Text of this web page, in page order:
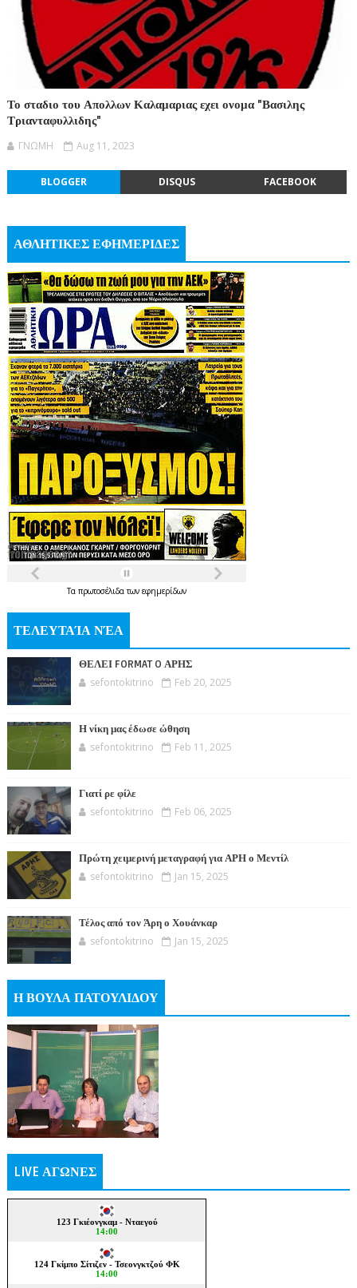
Το σταδιο του Απολλων Καλαμαριας εχει ονομα "Βασιλης
Τριανταφυλλιδης"
ΓΝΩΜΗ Aug 11, 2023
BLOGGER DISQUS FACEBOOK
ΑΘΛΗΤΙΚΕΣ ΕΦΗΜΕΡΙΔΕΣ
Τα πρωτοσέλιδατων εφημερίδων
ΤΕΛΕΥΤΑΊΑ ΝΈΑ
ΘΕΛΕΙ FORMAT O ΑΡΗΣ
sefontokitrino Feb 20, 2025
Η νίκη μας έδωσε ώθηση
sefontokitrino Feb 11, 2025
Γιατί ρε φίλε
sefontokitrino Feb 06, 2025
Πρώτη χειμερινή μεταγραφή για ΑΡΗ ο Μεντίλ
sefontokitrino Jan 15, 2025
Τέλος από τον Άρη ο Χουάνκαρ
sefontokitrino Jan 15, 2025
Η ΒΟΥΛΑ ΠΑΤΟΥΛΙΔΟΥ
LIVE ΑΓΩΝΕΣ